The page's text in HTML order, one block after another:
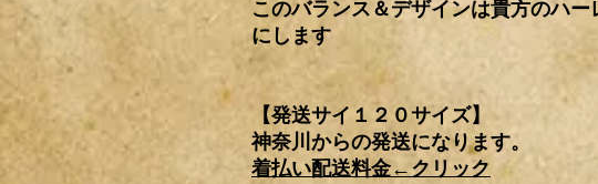
このバランス＆デザインは貴方のハ
にします
【発送サイ１２０サイズ】
神奈川からの発送になります。
着払い配送料金←クリック